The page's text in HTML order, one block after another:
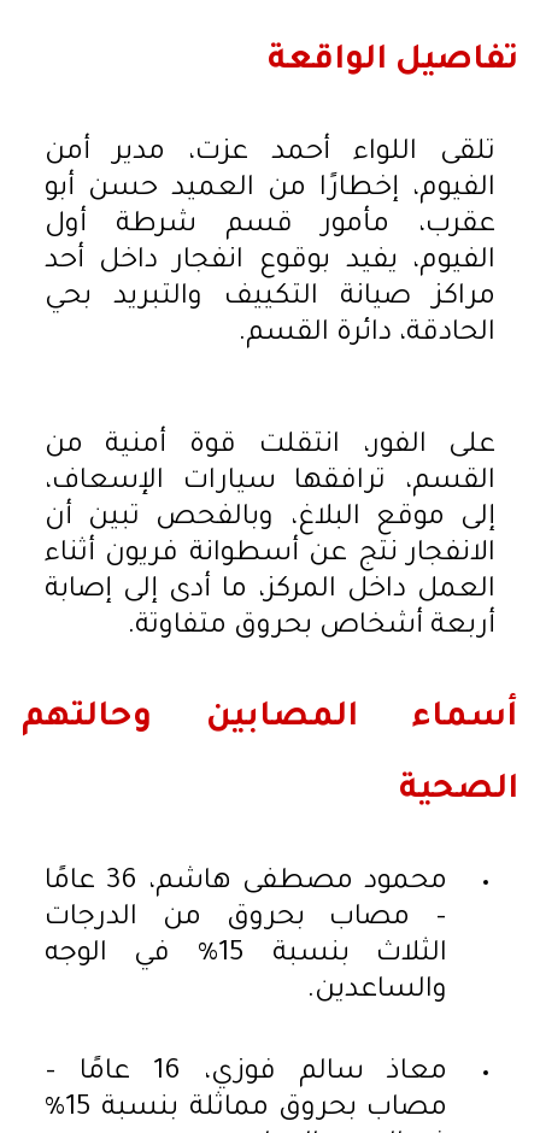
تفاصيل الواقعة
تلقى اللواء أحمد عزت، مدير أمن
الفيوم، إخطارًا من العميد حسن أبو
عقرب، مأمور قسم شرطة أول
الفيوم، يفيد بوقوع انفجار داخل أحد
مراكز صيانة التكييف والتبريد بحي
الحادقة، دائرة القسم.
على الفور، انتقلت قوة أمنية من
القسم، ترافقها سيارات الإسعاف،
إلى موقع البلاغ، وبالفحص تبين أن
الانفجار نتج عن أسطوانة فريون أثناء
العمل داخل المركز، ما أدى إلى إصابة
أربعة أشخاص بحروق متفاوتة.
أسماء المصابين وحالتهم
الصحية
محمود مصطفى هاشم، 36 عامًا
– مصاب بحروق من الدرجات
الثلاث بنسبة 15% في الوجه
والساعدين.
معاذ سالم فوزي، 16 عامًا –
مصاب بحروق مماثلة بنسبة 15%